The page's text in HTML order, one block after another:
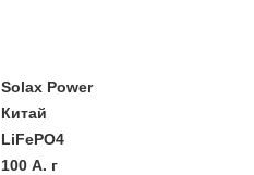
Solax Power
Китай
LiFePO4
100 А. г